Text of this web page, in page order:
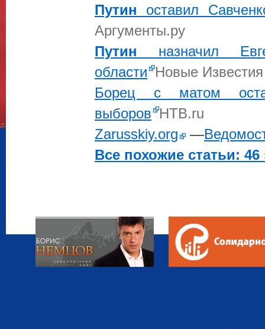
Путин оставил
Аргументы.ру
Путин назначил
области Новые Известия
Борец с матом
выборов НТВ.ru
Zarusskiy.org
—
Все похожие статьи: 46